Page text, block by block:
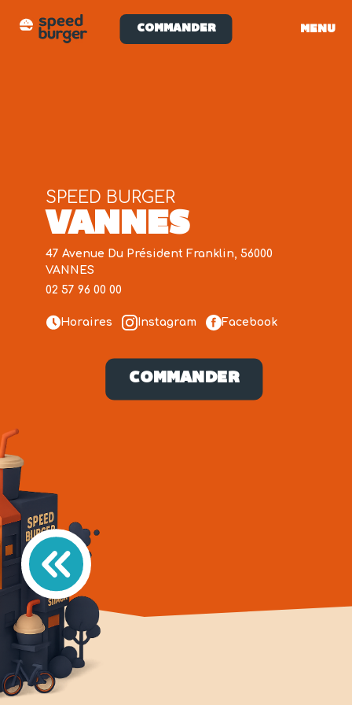
COMMANDER MENU
VANNES
SPEED BURGER
47 Avenue Du Président Franklin, 56000
VANNES
02 57 96 00 00
Horaires Instagram Facebook
COMMANDER